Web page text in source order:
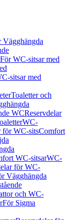
Vägghängda
För WC-sitsar med
sitsar med
Toaletter och
WCReservdelar
WC-
för WC-sitsComfort
WC-sitsarWC-
för WC-
Vägghängda
och WC-
För Sigma